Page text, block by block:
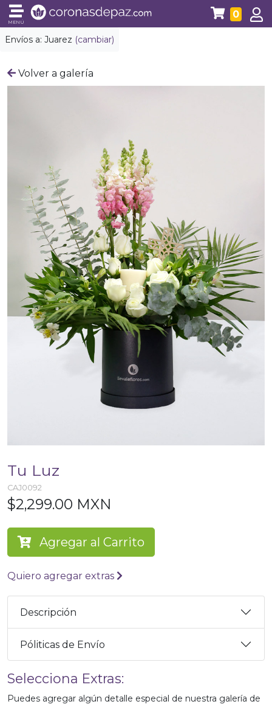
Envíos a: Juarez (cambiar)
MENÚ
0
Volver a galería
Tu Luz
CAJ0092
$2,299.00 MXN
Agregar al Carrito
Quiero agregar extras
Descripción
Póliticas de Envío
Selecciona Extras:
Puedes agregar algún detalle especial de nuestra galería de